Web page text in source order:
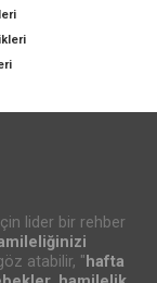
lider bir rehber
atabilir, " hafta